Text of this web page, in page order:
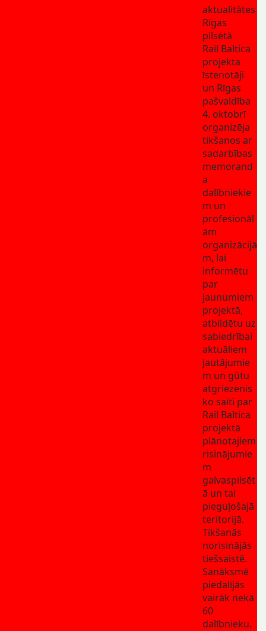
aktualitātes
Rīgas
pilsētā
Rail Baltica
projekta
īstenotāji
un Rīgas
pašvaldība
4. oktobrī
organizēja
tikšanos ar
sadarbības
memorand
a
dalībniekie
m un
profesionāl
ām
organizācijā
m, lai
informētu
par
jaunumiem
projektā,
atbildētu uz
sabiedrībai
aktuāliem
jautājumie
m un gūtu
atgriezenis
ko saiti par
Rail Baltica
projektā
plānotajiem
risinājumie
m
galvaspilsēt
ā un tai
pieguļošajā
teritorijā.
Tikšanās
norisinājās
tiešsaistē.
Sanāksmē
piedalījās
vairāk nekā
60
dalībnieku.